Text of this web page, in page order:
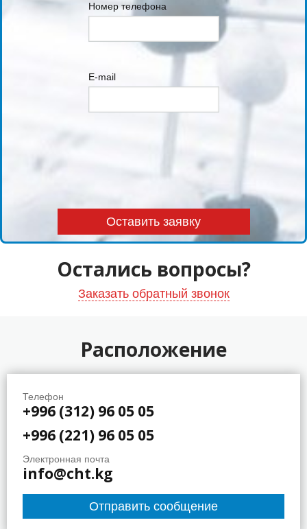
Номер телефона
E-mail
Остались вопросы?
Заказать обратный звонок
Расположение
Телефон
+996 (312) 96 05 05
+996 (221) 96 05 05
Электронная почта
info@cht.kg
Отправить сообщение